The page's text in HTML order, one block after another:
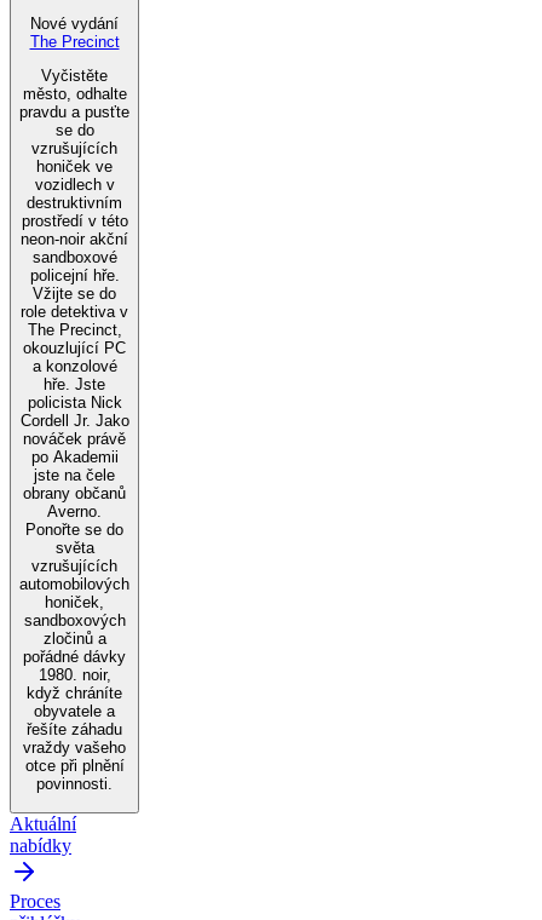
Nové vydání
The Precinct
Vyčistěte
město, odhalte
pravdu a pusťte
se do
vzrušujících
honiček ve
vozidlech v
destruktivním
prostředí v této
neon-noir akční
sandboxové
policejní hře.
Vžijte se do
role detektiva v
The Precinct,
okouzlující PC
a konzolové
hře. Jste
policista Nick
Cordell Jr. Jako
nováček právě
po Akademii
jste na čele
obrany občanů
Averno.
Ponořte se do
světa
vzrušujících
automobilových
honiček,
sandboxových
zločinů a
pořádné dávky
1980. noir,
když chráníte
obyvatele a
řešíte záhadu
vraždy vašeho
otce při plnění
povinnosti.
Aktuální
nabídky
Proces